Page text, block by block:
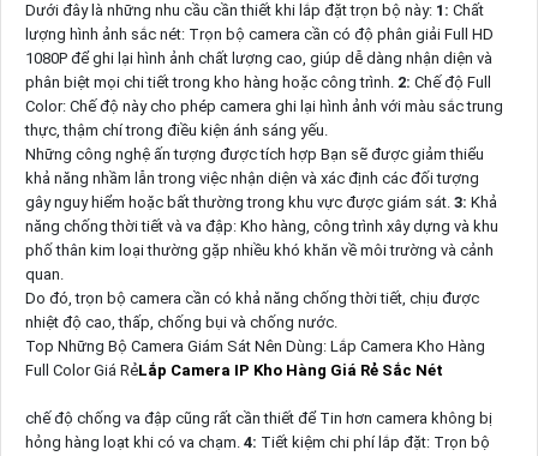
Dưới đây là những nhu cầu cần thiết khi lắp đặt trọn bộ này: 1: Chất
lượng hình ảnh sắc nét: Trọn bộ camera cần có độ phân giải Full HD
1080P để ghi lại hình ảnh chất lượng cao, giúp dễ dàng nhận diện và
phân biệt mọi chi tiết trong kho hàng hoặc công trình. 2: Chế độ Full
Color: Chế độ này cho phép camera ghi lại hình ảnh với màu sắc trung
thực, thậm chí trong điều kiện ánh sáng yếu.
Những công nghệ ấn tượng được tích hợp Bạn sẽ được giảm thiểu
khả năng nhầm lẫn trong việc nhận diện và xác định các đối tượng
gây nguy hiểm hoặc bất thường trong khu vực được giám sát. 3: Khả
năng chống thời tiết và va đập: Kho hàng, công trình xây dựng và khu
phố thân kim loại thường gặp nhiều khó khăn về môi trường và cảnh
quan.
Do đó, trọn bộ camera cần có khả năng chống thời tiết, chịu được
nhiệt độ cao, thấp, chống bụi và chống nước.
Top Những Bộ Camera Giám Sát Nên Dùng: Lắp Camera Kho Hàng
Full Color Giá RẻLắp Camera IP Kho Hàng Giá Rẻ Sắc Nét
chế độ chống va đập cũng rất cần thiết để Tin hơn camera không bị
hỏng hàng loạt khi có va chạm. 4: Tiết kiệm chi phí lắp đặt: Trọn bộ